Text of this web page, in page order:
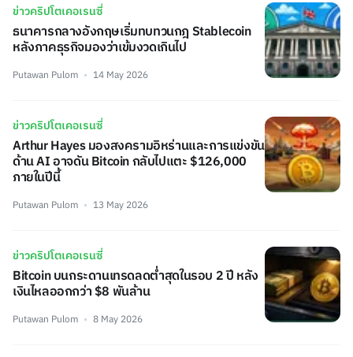
ข่าวคริปโตเคอเรนซี่
ธนาคารกลางอังกฤษเริ่มทบทวนกฎ Stablecoin
หลังภาคธุรกิจมองว่าเข้มงวดเกินไป
Putawan Pulom 14 May 2026
ข่าวคริปโตเคอเรนซี่
Arthur Hayes มองสงครามอิหร่านและการแข่งขัน
ด้าน AI อาจดัน Bitcoin กลับไปแตะ $126,000
ภายในปีนี้
Putawan Pulom 13 May 2026
ข่าวคริปโตเคอเรนซี่
Bitcoin บนกระดานเทรดลดต่ำสุดในรอบ 2 ปี หลัง
เงินไหลออกกว่า $8 พันล้าน
Putawan Pulom 8 May 2026